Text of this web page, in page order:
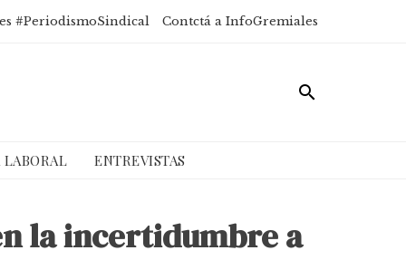
#PeriodismoSindical Contctá a InfoGremiales
LABORAL ENTREVISTAS
la incertidumbre a